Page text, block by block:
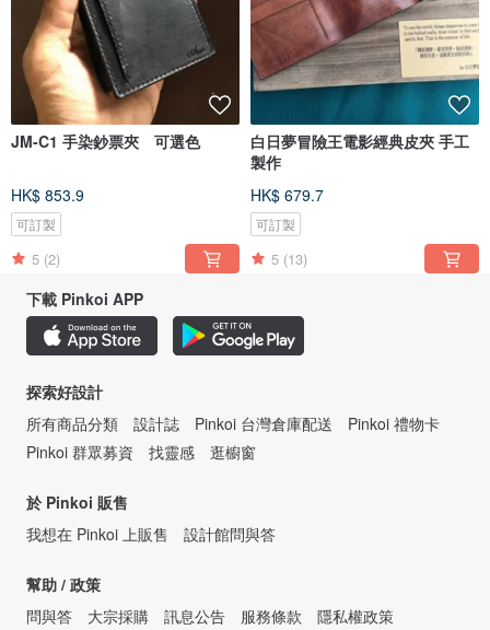
JM-C1 手染鈔票夾 可選色
HK$ 853.9
可訂製
5 (2)
白日夢冒險王電影經典皮夾 手工
製作
HK$ 679.7
可訂製
5 (13)
下載 Pinkoi APP
探索好設計
所有商品分類
設計誌 Pinkoi 台灣倉庫配送
Pinkoi 禮物卡
Pinkoi 群眾募資
找靈感 逛櫥窗
於 Pinkoi 販售
我想在 Pinkoi 上販售
設計館問與答
幫助 / 政策
問與答
大宗採購 訊息公告 服務條款 隱私權政策